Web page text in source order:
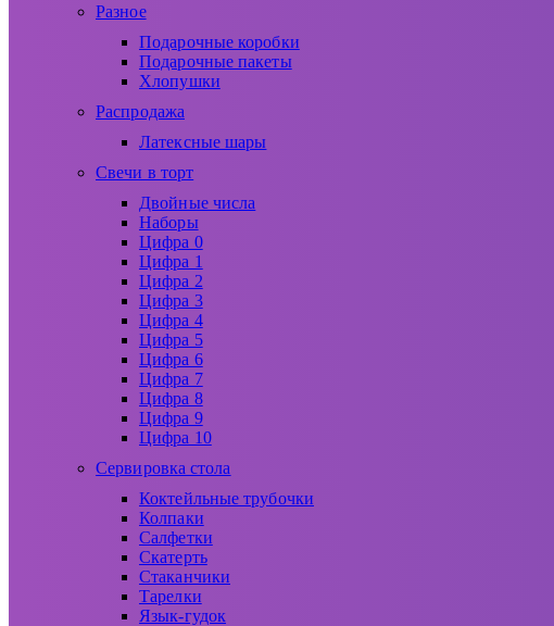
Разное
Подарочные коробки
Подарочные пакеты
Хлопушки
Распродажа
Латексные шары
Свечи в торт
Двойные числа
Наборы
Цифра 0
Цифра 1
Цифра 2
Цифра 3
Цифра 4
Цифра 5
Цифра 6
Цифра 7
Цифра 8
Цифра 9
Цифра 10
Сервировка стола
Коктейльные трубочки
Колпаки
Салфетки
Скатерть
Стаканчики
Тарелки
Язык-гудок